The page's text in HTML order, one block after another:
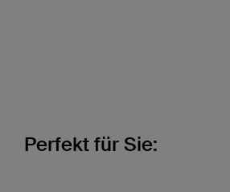
Perfekt für Sie: